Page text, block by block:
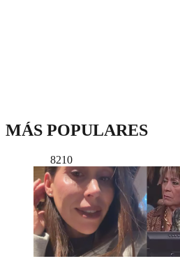
MÁS POPULARES
8210